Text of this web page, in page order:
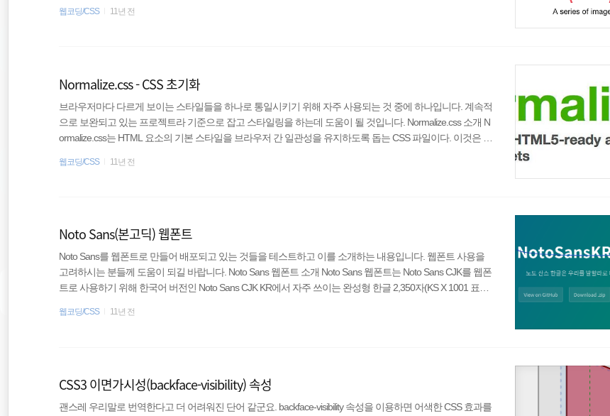
ition: 전환) 효과보다는 이미지의 모음을 이용한 애니메이션 효과가 중점이다. CSS 애니메이션 steps 타이밍
웹코딩/CSS 11년 전
Normalize.css - CSS 초기화
브라우저마다 다르게 보이는 스타일들을 하나로 통일시키기 위해 자주 사용되는 것 중에 하나입니다. 계속적
으로 보완되고 있는 프로젝트라 기준으로 잡고 스타일링을 하는데 도움이 될 것입니다. Normalize.css 소개 N
ormalize.css는 HTML 요소의 기본 스타일을 브라우저 간 일관성을 유지하도록 돕는 CSS 파일이다. 이것은 Bo
있다. HOME Normalize.css Project Site REPO Normalize.css source on GitHub Normalize.css 특징 브라우저(모
웹코딩/CSS 11년 전
Noto Sans(본고딕) 웹폰트
Noto Sans를 웹폰트로 만들어 배포되고 있는 것들을 테스트하고 이를 소개하는 내용입니다. 웹폰트 사용을
고려하시는 분들께 도움이 되길 바랍니다. Noto Sans 웹폰트 소개 Noto Sans 웹폰트는 Noto Sans CJK를 웹폰
트로 사용하기 위해 한국어 버전인 Noto Sans CJK KR에서 자주 쓰이는 완성형 한글 2,350자(KS X 1001 표준)
를 이용해 NotoSansKR-Hestia라는 웹폰트가 공유 되고 있다(이하 Noto Sans Korean 이라고 칭함). 또한, 본고
웹코딩/CSS 11년 전
CSS3 이면가시성(backface-visibility) 속성
괜스레 우리말로 번역한다고 더 어려워진 단어 같군요. backface-visibility 속성을 이용하면 어색한 CSS 효과를